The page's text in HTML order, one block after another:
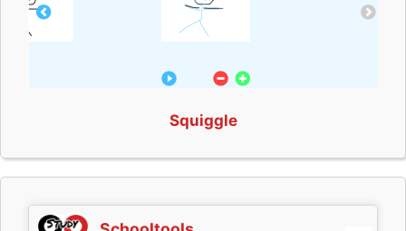
Squiggle